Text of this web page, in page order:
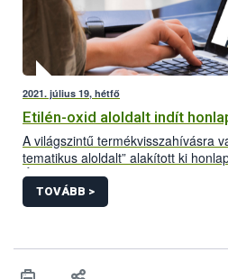
2021. július 19, hétfő
Etilén-oxid aloldalt indít
A világszintű termékvisszahívásra
tematikus aloldalt” alakított ki
Élelmiszerlánc-biztonsági Hivatal
frissülő felületre azok a
termékek kerülnek, amelyek
TOVÁBB >